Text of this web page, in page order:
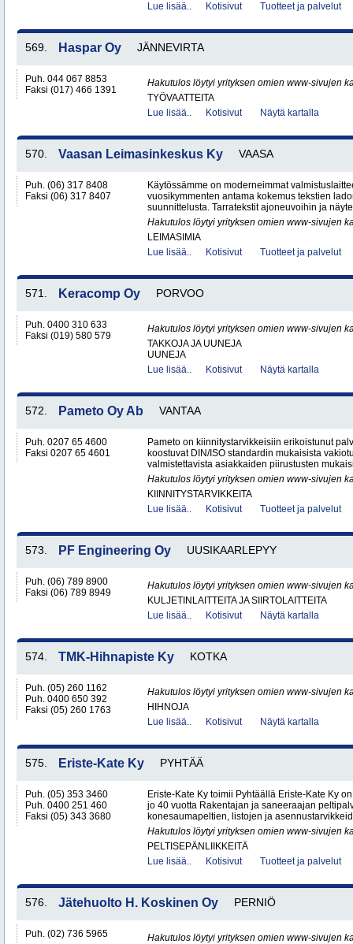
Lue lisää.. Kotisivut Tuotteet ja palvelut
569. Haspar Oy JÄNNEVIRTA
Puh. 044 067 8853
Faksi (017) 466 1391
Hakutulos löytyi yrityksen omien www-sivujen
TYÖVAATTEITA
Lue lisää..
Kotisivut Näytä kartalla
570. Vaasan Leimasinkeskus Ky VAASA
Puh. (06) 317 8408
Faksi (06) 317 8407
Käytössämme on moderneimmat
vuosikymmenten antama kokemus tekstien
suunnittelusta. Tarratekstit ajoneuvoihin ja
Hakutulos löytyi yrityksen omien www-sivujen
LEIMASIMIA
Lue lisää..
Kotisivut Tuotteet ja palvelut
571. Keracomp Oy PORVOO
Puh. 0400 310 633
Faksi (019) 580 579
Hakutulos löytyi yrityksen omien www-sivujen
TAKKOJA JA UUNEJA
UUNEJA
Lue lisää..
Kotisivut Näytä kartalla
572. Pameto Oy Ab VANTAA
Puh. 0207 65 4600
Faksi 0207 65 4601
Pameto on kiinnitystarvikkeisiin erikoistunut
koostuvat DIN/ISO standardin mukaisista
valmistettavista asiakkaiden piirustusten
Hakutulos löytyi yrityksen omien www-sivujen
KIINNITYSTARVIKKEITA
Lue lisää..
Kotisivut Tuotteet ja palvelut
573. PF Engineering Oy UUSIKAARLEPYY
Puh. (06) 789 8900
Faksi (06) 789 8949
Hakutulos löytyi yrityksen omien www-sivujen
KULJETINLAITTEITA JA SIIRTOLAITTEITA
Lue lisää..
Kotisivut Näytä kartalla
574. TMK-Hihnapiste Ky KOTKA
Puh. (05) 260 1162
Puh. 0400 650 392
Faksi (05) 260 1763
Hakutulos löytyi yrityksen omien www-sivujen
HIHNOJA
Lue lisää..
Kotisivut Näytä kartalla
575. Eriste-Kate Ky PYHTÄÄ
Puh. (05) 353 3460
Puh. 0400 251 460
Faksi (05) 343 3680
Eriste-Kate Ky toimii Pyhtäällä Eriste-Kate Ky
jo 40 vuotta Rakentajan ja saneeraajan
konesaumapeltien, listojen ja
Hakutulos löytyi yrityksen omien www-sivujen
PELTISEPÄNLIIKKEITÄ
Lue lisää..
Kotisivut Tuotteet ja palvelut
576. Jätehuolto H. Koskinen Oy PERNIÖ
Puh. (02) 736 5965
Hakutulos löytyi yrityksen omien www-sivujen